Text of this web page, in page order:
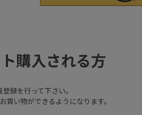
購入される方
録を行って下さい。
買い物ができるようになります。